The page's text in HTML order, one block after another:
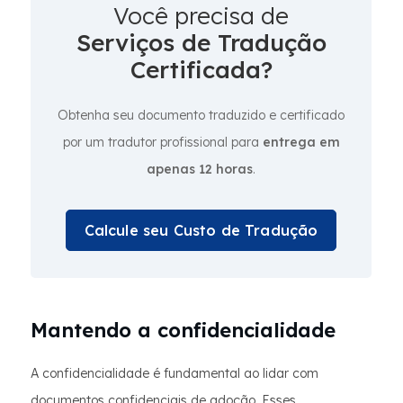
Você precisa de
Serviços de Tradução
Certificada?
Obtenha seu documento traduzido e certificado
por um tradutor profissional para entrega em
apenas 12 horas.
Calcule seu Custo de Tradução
Mantendo a confidencialidade
A confidencialidade é fundamental ao lidar com